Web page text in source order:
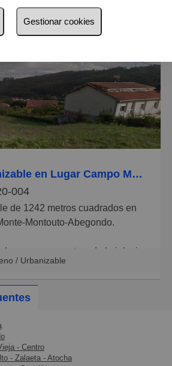
Terreno / Urbanizable en Lugar Campo Monte 2, Abegondo
004
Montouto-Abegondo.
a escasos metros de la iglesia
Montouto, en una zona tranquila,
casas, zona dotada de todos
. etc).
se encuenta a 5 minutos en
Abegondo y a 30 minutos de A
/ Urbanizable
- Centro
- Zalaeta - Atocha
Gestionar cookies